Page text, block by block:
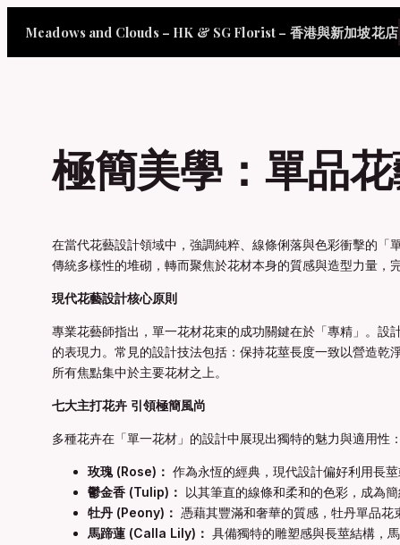
Meadows and Clouds – HK & SG Florist – 香港與新加坡花店
極簡美學：單品
在當代花藝設計領域中，強調純粹、線條俐落與色彩衝擊的
傳統多樣性的堆砌，轉而聚焦於花材本身的質感與造型力量，
現代花藝設計核心原則
專業花藝師指出，單一花材花束的成功關鍵在於「專精」。
的表現力。常見的設計技法包括：保持花莖長度一致以營造
所有焦點集中於主要花材之上。
七大主打花卉 引領極簡風尚
多種花卉在「單一花材」的設計中展現出獨特的魅力與適用性：
玫瑰 (Rose)： 作為永恆的經典，現代設計偏好利用長
鬱金香 (Tulip)： 以其筆直的線條和柔和的色彩，成為
牡丹 (Peony)： 憑藉其豐滿和奢華的質感，牡丹單品
馬蹄蓮 (Calla Lily)： 具備獨特的雕塑感與長莖結構，